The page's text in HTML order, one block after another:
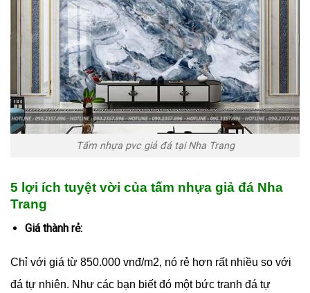
Tấm nhựa pvc giả đá tại Nha Trang
5 lợi ích tuyệt vời của tấm nhựa giả đá Nha
Trang
Giá thành rẻ:
Chỉ với giá từ 850.000 vnđ/m2, nó rẻ hơn rất nhiều so với
đá tự nhiên. Như các bạn biết đó một bức tranh đá tự